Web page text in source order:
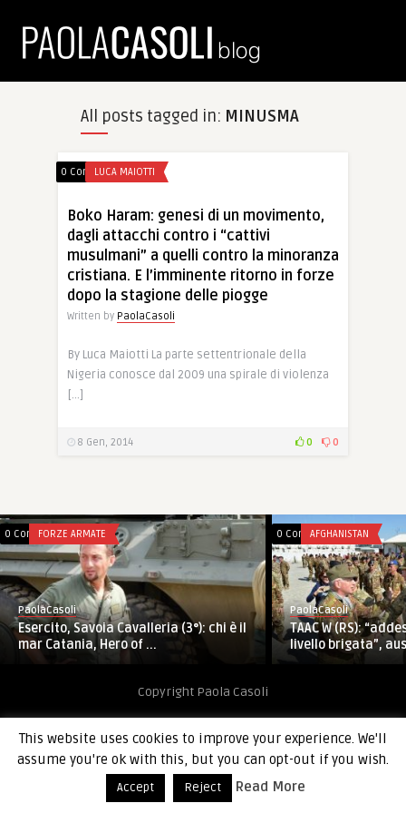
All posts tagged in: MINUSMA
0 CommentsLUCA MAIOTTI
Boko Haram: genesi di un movimento,
dagli attacchi contro i “cattivi
musulmani” a quelli contro la minoranza
cristiana. E l’imminente ritorno in forze
dopo la stagione delle piogge
Written by PaolaCasoli
By Luca Maiotti La parte settentrionale della
Nigeria conosce dal 2009 una spirale di violenza
[…]
8 Gen, 2014 0 0
0 CommentsFORZE ARMATE
PaolaCasoli
Esercito, Savoia Cavalleria (3°): chi è il
mar Catania, Hero of ...
0 CommentsAFGHANISTAN
PaolaCasoli
TAAC W (RS):
livello brigata”,
Copyright Paola Casoli
This website uses cookies to improve your experience. We'll
assume you're ok with this, but you can opt-out if you wish.
Accept Reject Read More